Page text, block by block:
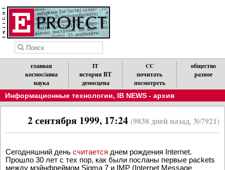
главная
космос/авиа
наука
IT
история ВТ
демосцена
CC
почитать
посмотреть
общество
разное
Информационные технологии, IB NEWS - архив
2 сентября 1999, 17:24 (9838 дней назад, №7921)
Сегодняшний день считается днем рождения Internet.
Прошло 30 лет с тех пор, как были посланы первые packets
между мэйнфреймом Sigma 7 и IMP (Internet Message